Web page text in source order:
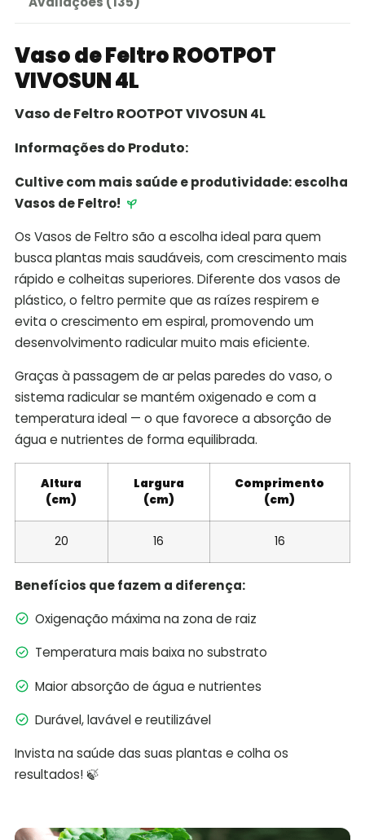
Vaso de Feltro ROOTPOT
VIVOSUN 4L
Vaso de Feltro ROOTPOT VIVOSUN 4L
Informações do Produto:
Cultive com mais saúde e produtividade: escolha
Vasos de Feltro!
Os Vasos de Feltro são a escolha ideal para quem
busca plantas mais saudáveis, com crescimento mais
rápido e colheitas superiores. Diferente dos vasos de
plástico, o feltro permite que as raízes respirem e
evita o crescimento em espiral, promovendo um
desenvolvimento radicular muito mais eficiente.
Graças à passagem de ar pelas paredes do vaso, o
sistema radicular se mantém oxigenado e com a
temperatura ideal — o que favorece a absorção de
água e nutrientes de forma equilibrada.
Altura
(cm)
Largura
(cm)
Comprimento
(cm)
20 16 16
Benefícios que fazem a diferença:
Oxigenação máxima na zona de raiz
Temperatura mais baixa no substrato
Maior absorção de água e nutrientes
Durável, lavável e reutilizável
Invista na saúde das suas plantas e colha os
resultados! 🍃